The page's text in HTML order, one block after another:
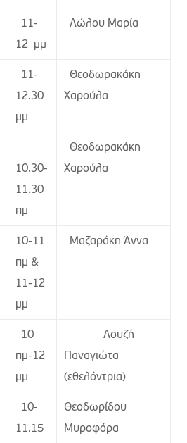
11-
12 μμ
Λώλου Μαρία
11-
12.30
μμ
Θεοδωρακάκη
Χαρούλα
10.30-
11.30
πμ
Θεοδωρακάκη
Χαρούλα
10-11
πμ &
11-12
μμ
Μαζαράκη Άννα
10
πμ-12
μμ
Λουζή
Παναγιώτα
(εθελόντρια)
10-
11.15
Θεοδωρίδου
Μυροφόρα